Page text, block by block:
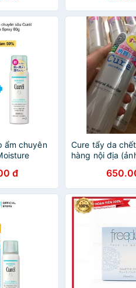
ẩm chuyên
đ
Cure tẩy da
hàng nội địa